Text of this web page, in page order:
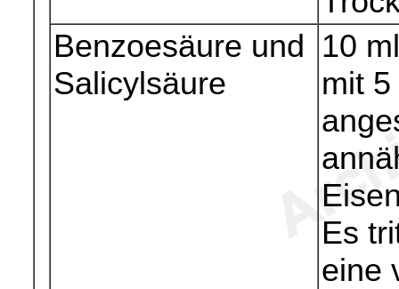
Benzoesäure und
Salicylsäure
10
mit
Es
eine